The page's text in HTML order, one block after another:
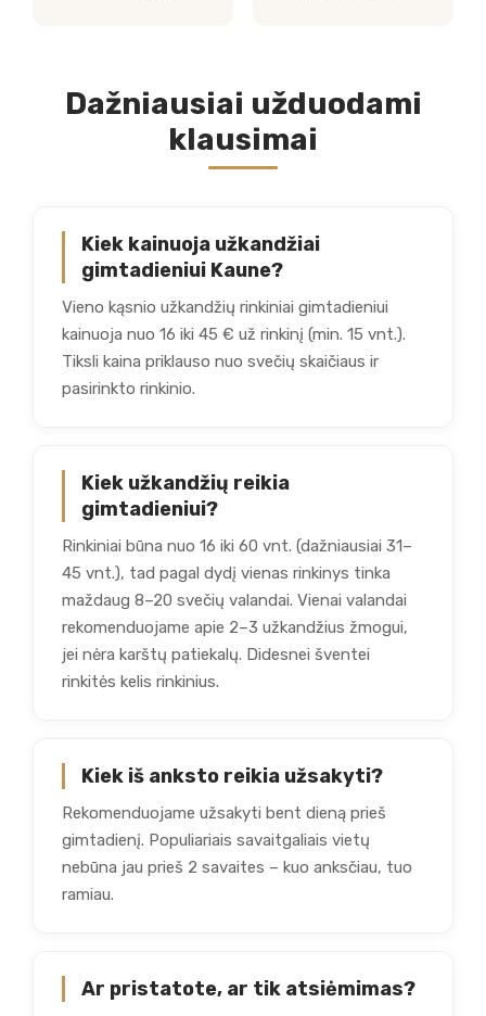
Dažniausiai užduodami
klausimai
Kiek kainuoja užkandžiai
gimtadieniui Kaune?
Vieno kąsnio užkandžių rinkiniai gimtadieniui
kainuoja nuo 16 iki 45 € už rinkinį (min. 15 vnt.).
Tiksli kaina priklauso nuo svečių skaičiaus ir
pasirinkto rinkinio.
Kiek užkandžių reikia
gimtadieniui?
Rinkiniai būna nuo 16 iki 60 vnt. (dažniausiai 31–
45 vnt.), tad pagal dydį vienas rinkinys tinka
maždaug 8–20 svečių valandai. Vienai valandai
rekomenduojame apie 2–3 užkandžius žmogui,
jei nėra karštų patiekalų. Didesnei šventei
rinkitės kelis rinkinius.
Kiek iš anksto reikia užsakyti?
Rekomenduojame užsakyti bent dieną prieš
gimtadienį. Populiariais savaitgaliais vietų
nebūna jau prieš 2 savaites – kuo anksčiau, tuo
ramiau.
Ar pristatote, ar tik atsiėmimas?